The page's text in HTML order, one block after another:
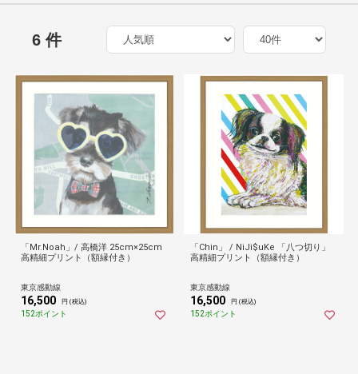
6 件
「Mr.Noah」/ 高橋洋 25cm×25cm
高精細プリント（額縁付き）
東京感動線
16,500 円 (税込)
152ポイント
「Chin」 / NiJi$uKe 「八つ切り」
高精細プリント（額縁付き）
東京感動線
16,500 円 (税込)
152ポイント